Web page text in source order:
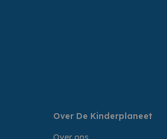
Over De Kinderplaneet